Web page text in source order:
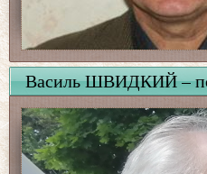
Василь ШВИДКИЙ –